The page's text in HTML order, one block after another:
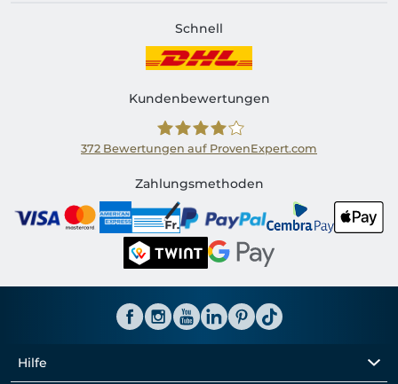
Schnell
Kundenbewertungen
Shirtinator CH
372 Bewertungen auf ProvenExpert.com
Zahlungsmethoden
Hilfe